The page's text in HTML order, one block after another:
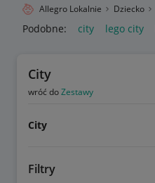
Allegro Lokalnie Dziecko
Podobne: city lego city
City
wróć doZestawy
City
Filtry